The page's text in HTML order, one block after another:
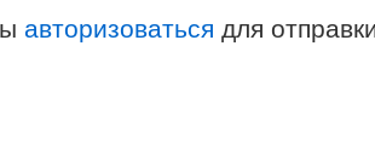
авторизоваться для